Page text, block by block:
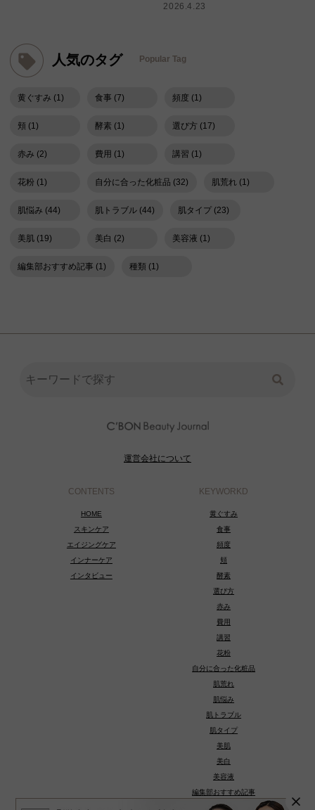
2026.4.23
人気のタグ Popular Tag
黄ぐすみ (1) 食事 (7) 頻度 (1)
頬 (1) 酵素 (1) 選び方 (17)
赤み (2) 費用 (1) 講習 (1)
花粉 (1) 自分に合った化粧品 (32) 肌荒れ (1)
肌悩み (44) 肌トラブル (44) 肌タイプ (23)
美肌 (19) 美白 (2) 美容液 (1)
編集部おすすめ記事 (1) 種類 (1)
運営会社について
CONTENTS
HOME
スキンケア
エイジングケア
インナーケア
インタビュー
KEYWORKD
黄ぐすみ
食事
頻度
頬
酵素
選び方
赤み
費用
講習
花粉
自分に合った化粧品
肌荒れ
肌悩み
肌トラブル
肌タイプ
美肌
美白
美容液
編集部おすすめ記事
種類